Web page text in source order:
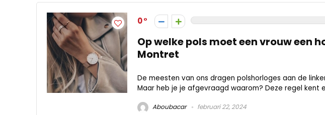
0
Op welke pols moet een vrouw een
Montret
De meesten van ons dragen polshorloges aan de
Maar heb je je afgevraagd waarom? Deze regel kent
Aboubacar februari 22, 2024